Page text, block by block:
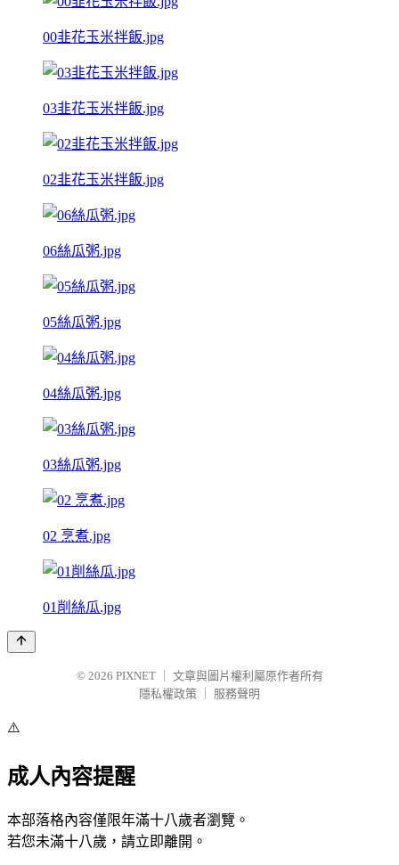
00韭花玉米拌飯.jpg
03韭花玉米拌飯.jpg
02韭花玉米拌飯.jpg
06絲瓜粥.jpg
05絲瓜粥.jpg
04絲瓜粥.jpg
03絲瓜粥.jpg
02 烹煮.jpg
01削絲瓜.jpg
© 2026 PIXNET
文章與圖片權利屬原作者所有
隱私權政策
服務聲明
⚠️
成人內容提醒
本部落格內容僅限年滿十八歲者瀏覽。
若您未滿十八歲，請立即離開。